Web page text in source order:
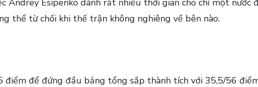
thể từ chối khi thế trận không nghiêng về bên nào.
để đứng đầu bảng tổng sắp thành tích với 35,5/56